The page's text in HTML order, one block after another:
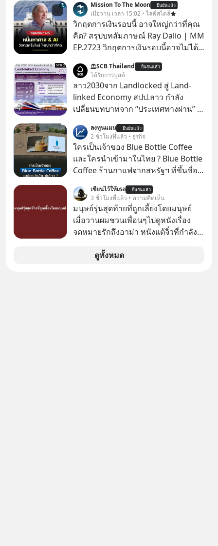
Mission To The Moon ยืนยันแล้ว
เมื่อวาน เวลา 15:02 • ไลฟ์สไตล์
วิกฤตการเงินรอบนี้ อาจใหญ่กว่าที่คุณ
คิด? สรุปบทสัมภาษณ์ Ray Dalio | MM
EP.2723 วิกฤตการเงินรอบนี้อาจไม่ได้
Dalio ชายผู้เคยทำนายวิกฤตเศรษฐกิจ
มาแล้วหลายต่อหลายครั้ง ออกมาส่ง
สัญญาณเตือนระเบิดเวลาลูกใหม่ที่
กำลังก่อตัวขึ้น จาก "ระเบิดหนี้สิน
AI" ที่ผู้คนกำลังแห่ไล่ราคาอย่างบ้าคลั่ง
บทเรียนจากประวัติศาสตร์ 500 ปี บอก
อะไรเรา? ระเบียบโลกกำลังจะเปลี่ยน
มือไปในทิศทางไหน? และเราควรรับมือ
อย่างไรก่อนที่ทุกอย่างจะสายเกินไป?
ร่วมเจาะลึกบทวิเคราะห์และข้อคิดการ
เงินฉบับ Dalio กันได้ใน EP. นี้
#RayDalio #สรุปบทเรียน #การเงินการ
ลงทุน #MissionToTheMoon
#MissionToTheMoonPodcast
SCB Thailand ยืนยันแล้ว
ได้รับการบูสต์
ลาว2030จาก Landlocked สู่ Land-
linked Economy สปป.ลาว กำลัง
เปลี่ยนบทบาทจาก “ประเทศทางผ่าน” สู่
ของอนุภูมิภาคลุ่มแม่น้ำโขง
ลงทุนแมน ยืนยันแล้ว
2 ชั่วโมงที่แล้ว • ธุรกิจ
ใครเป็นเจ้าของ Blue Bottle Coffee
และใครนำเข้ามาในไทย ? Blue Bottle
Coffee ร้านกาแฟจากสหรัฐฯ ที่ขึ้นชื่อ
แรกในประเทศไทย ที่ Central Park
เขียนไว้ให้เธอ ยืนยันแล้ว
3 ชั่วโมงที่แล้ว • ความคิดเห็น
มนุษย์รุ่นสุดท้ายที่ถูกเลี้ยงโดยมนุษย์
เมื่อวานผมชวนเพื่อนๆไปดูหนังเรื่อง
จดหมายรักถึงอาม่า หนังแต้จิ๋วที่กำลัง
ป๊าผมเห็นโปสเตอร์หนังเรื่องนี้หลาย
ดูทั้งหมด